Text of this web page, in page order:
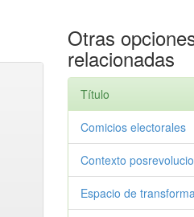
Otras
relacionadas
Título
Comicios electorales
Contexto
Espacio de